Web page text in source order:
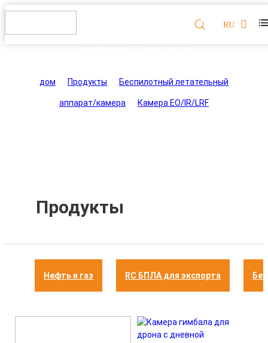
RU
дом Продукты Беспилотный летательный
аппарат/камера Камера EO/IR/LRF
Продукты
Нефть и газ RC БПЛА для экспорта